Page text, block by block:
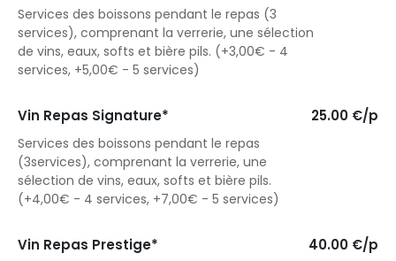
Services des boissons pendant le repas (3
services), comprenant la verrerie, une sélection
de vins, eaux, softs et bière pils. (+3,00€ - 4
services, +5,00€ - 5 services)
Vin Repas Signature* 25.00 €/p
Services des boissons pendant le repas
(3services), comprenant la verrerie, une
sélection de vins, eaux, softs et bière pils.
(+4,00€ - 4 services, +7,00€ - 5 services)
Vin Repas Prestige* 40.00 €/p